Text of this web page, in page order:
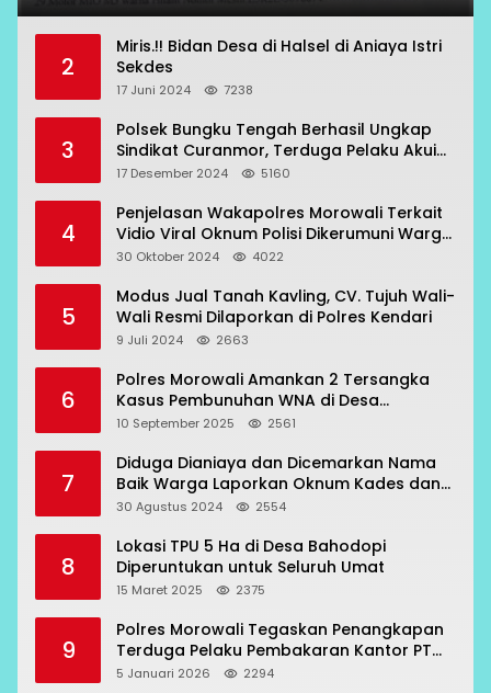
2
Miris.!! Bidan Desa di Halsel di Aniaya Istri
Sekdes
17 Juni 2024 7238
3
Polsek Bungku Tengah Berhasil Ungkap
Sindikat Curanmor, Terduga Pelaku Akui
Beraksi di 7 Lokasi
17 Desember 2024 5160
4
Penjelasan Wakapolres Morowali Terkait
Vidio Viral Oknum Polisi Dikerumuni Warga
Bahodopi
30 Oktober 2024 4022
5
Modus Jual Tanah Kavling, CV. Tujuh Wali-
Wali Resmi Dilaporkan di Polres Kendari
9 Juli 2024 2663
6
Polres Morowali Amankan 2 Tersangka
Kasus Pembunuhan WNA di Desa
Topogaro
10 September 2025 2561
7
Diduga Dianiaya dan Dicemarkan Nama
Baik Warga Laporkan Oknum Kades dan
Oknum Polisi
30 Agustus 2024 2554
8
Lokasi TPU 5 Ha di Desa Bahodopi
Diperuntukan untuk Seluruh Umat
15 Maret 2025 2375
9
Polres Morowali Tegaskan Penangkapan
Terduga Pelaku Pembakaran Kantor PT
RCP Sesuai Prosedur
5 Januari 2026 2294